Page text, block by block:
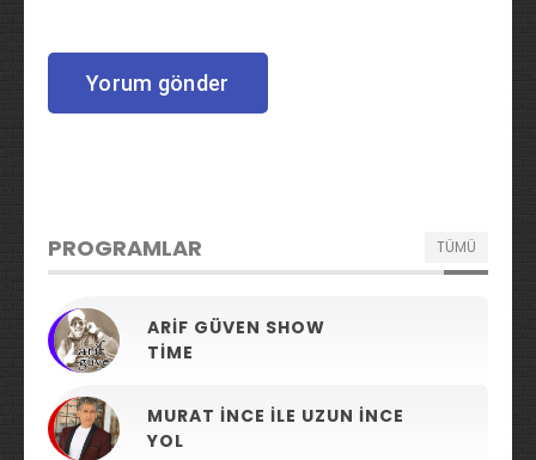
PROGRAMLAR TÜMÜ
ARIF GÜVEN SHOW
TIME
MURAT İNCE ILE UZUN İNCE
YOL